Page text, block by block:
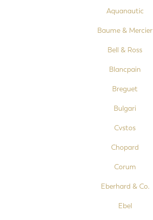
Aquanautic
Baume & Mercier
Bell & Ross
Blancpain
Breguet
Bulgari
Cvstos
Chopard
Corum
Eberhard & Co.
Ebel